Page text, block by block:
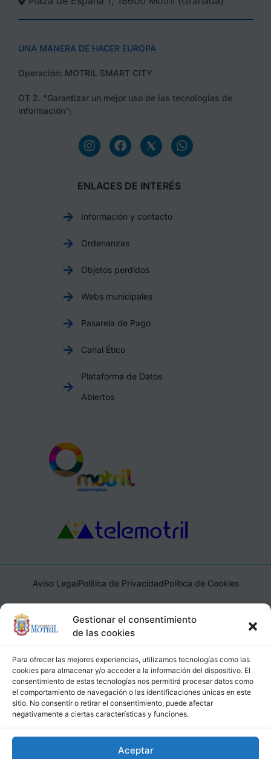
Gestionar el consentimiento
de las cookies
Para ofrecer las mejores experiencias, utilizamos tecnologías como las
cookies para almacenar y/o acceder a la información del dispositivo. El
consentimiento de estas tecnologías nos permitirá procesar datos como
el comportamiento de navegación o las identificaciones únicas en este
sitio. No consentir o retirar el consentimiento, puede afectar
negativamente a ciertas características y funciones.
Aceptar
UNA MANERA DE HACER EUROPA
Operación: MOTRIL SMART CITY
OT 2. “Garantizar un mejor uso de las tecnologías de
información”;
ENLACES DE INTERÉS
Información y contacto
Ordenanzas
Objetos perdidos
Webs municipales
Pasarela de Pago
Canal Ético
Plataforma de Datos
Abiertos
Aviso LegalPolítica de PrivacidadPolítica de Cookies
Ayuntamiento de Motril, Plaza de España, 1, 18600, Motril,
(Granada), CIF: P1814200J, DIR3: L01181400